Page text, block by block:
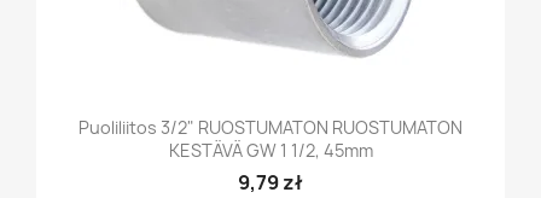
Puoliliitos 3/2" RUOSTUMATON RUOSTUMATON
KESTÄVÄ GW 1 1/2, 45mm
9,79 zł